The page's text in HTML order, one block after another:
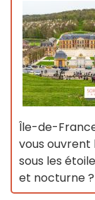
Île-de-
vous ouvrent
sous les
et nocturne ?